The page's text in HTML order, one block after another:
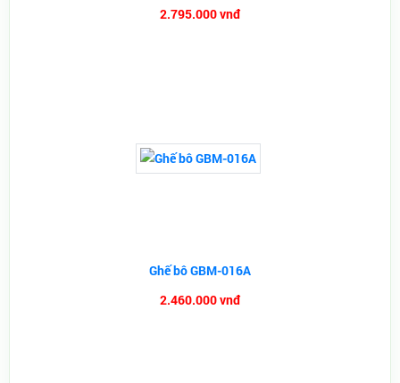
2.795.000 vnđ
Ghế bô GBM-016A
2.460.000 vnđ